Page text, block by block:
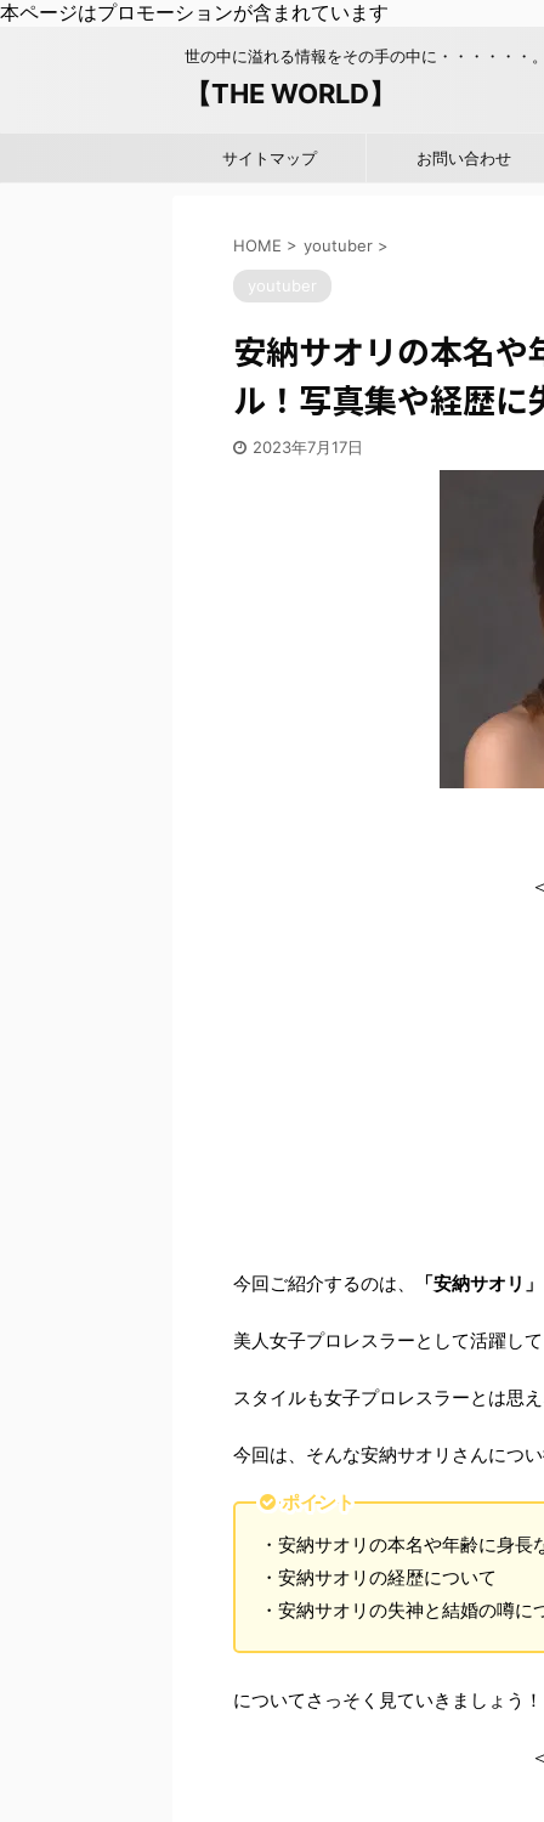
本ページはプロモーションが含まれています
世の中に溢れる情報をその手の中に・・・・・・
【THE WORLD】
サイトマップ お問い合わせ
HOME > youtuber >
youtuber
安納サオリの本名
ル！写真集や経歴に
2023年7月17日
今回ご紹介するのは、 「安納サオリ」
美人女子プロレスラーとして活躍し
スタイルも女子プロレスラーとは思
今回は、そんな安納サオリさんにつ
ポイント
・安納サオリの本名や年齢に身長
・安納サオリの経歴について
・安納サオリの失神と結婚の噂に
についてさっそく見ていきましょう！